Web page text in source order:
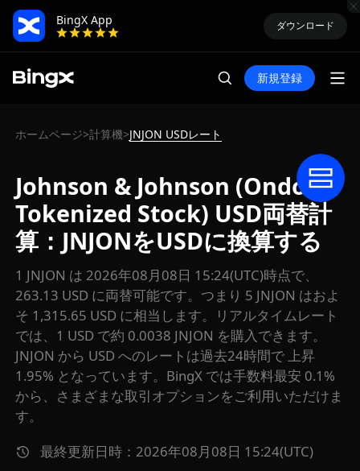
BingX App
ダウンロード
新規登録
ホームページ>計算機>JNJON USDレート
Johnson & Johnson (Ondo
Tokenized Stock) USD両替計
算：JNJONをUSDに換算する
1 JNJON は 2026年08月08日 15:24(UTC)時点で、
263.13 USD に両替可能です。つまり 5 JNJON はおよ
そ 1,315.65 USD に相当します。リアルタイムレート
では、1 USD で約 0.0038 JNJON を購入できます。
JNJON から USD へのレートは過去24時間で 上昇
1.95% となっています。BingX では手数料最安 0.1%
から、さまざまな取引オプションをご利用いただけま
す。
最終更新日時：2026年08月08日 15:24(UTC)